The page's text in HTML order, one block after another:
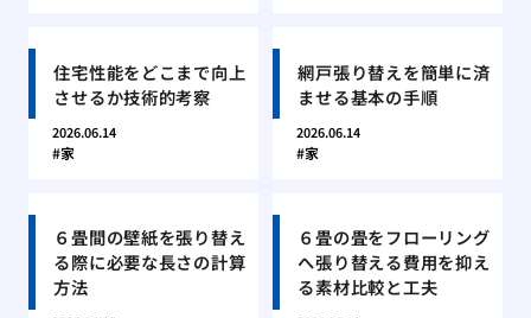
住宅性能をどこまで向上
させるか技術的考察
2026.06.14
家
網戸張り替えを簡単に済
ませる基本の手順
2026.06.14
家
６畳間の壁紙を張り替え
る際に必要な長さの計算
方法
６畳の畳をフローリング
へ張り替える費用を抑え
る素材比較と工夫